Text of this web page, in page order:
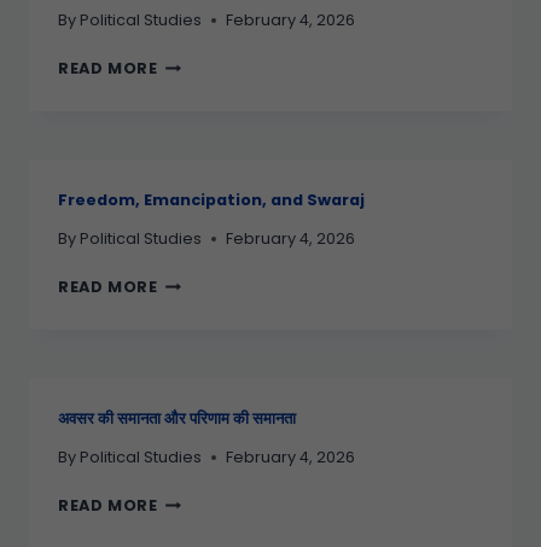
By Political Studies February 4, 2026
READ MORE
Freedom, Emancipation, and Swaraj
By Political Studies February 4, 2026
READ MORE
अवसर की समानता और परिणाम की समानता
By Political Studies February 4, 2026
READ MORE